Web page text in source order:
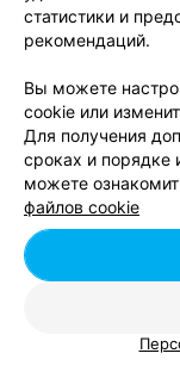
О проекте
Вакансии
Публичный
статистики и
рекомендаций.
Вы можете
cookie или
Для получения
сроках и порядке
можете
файлов cookie